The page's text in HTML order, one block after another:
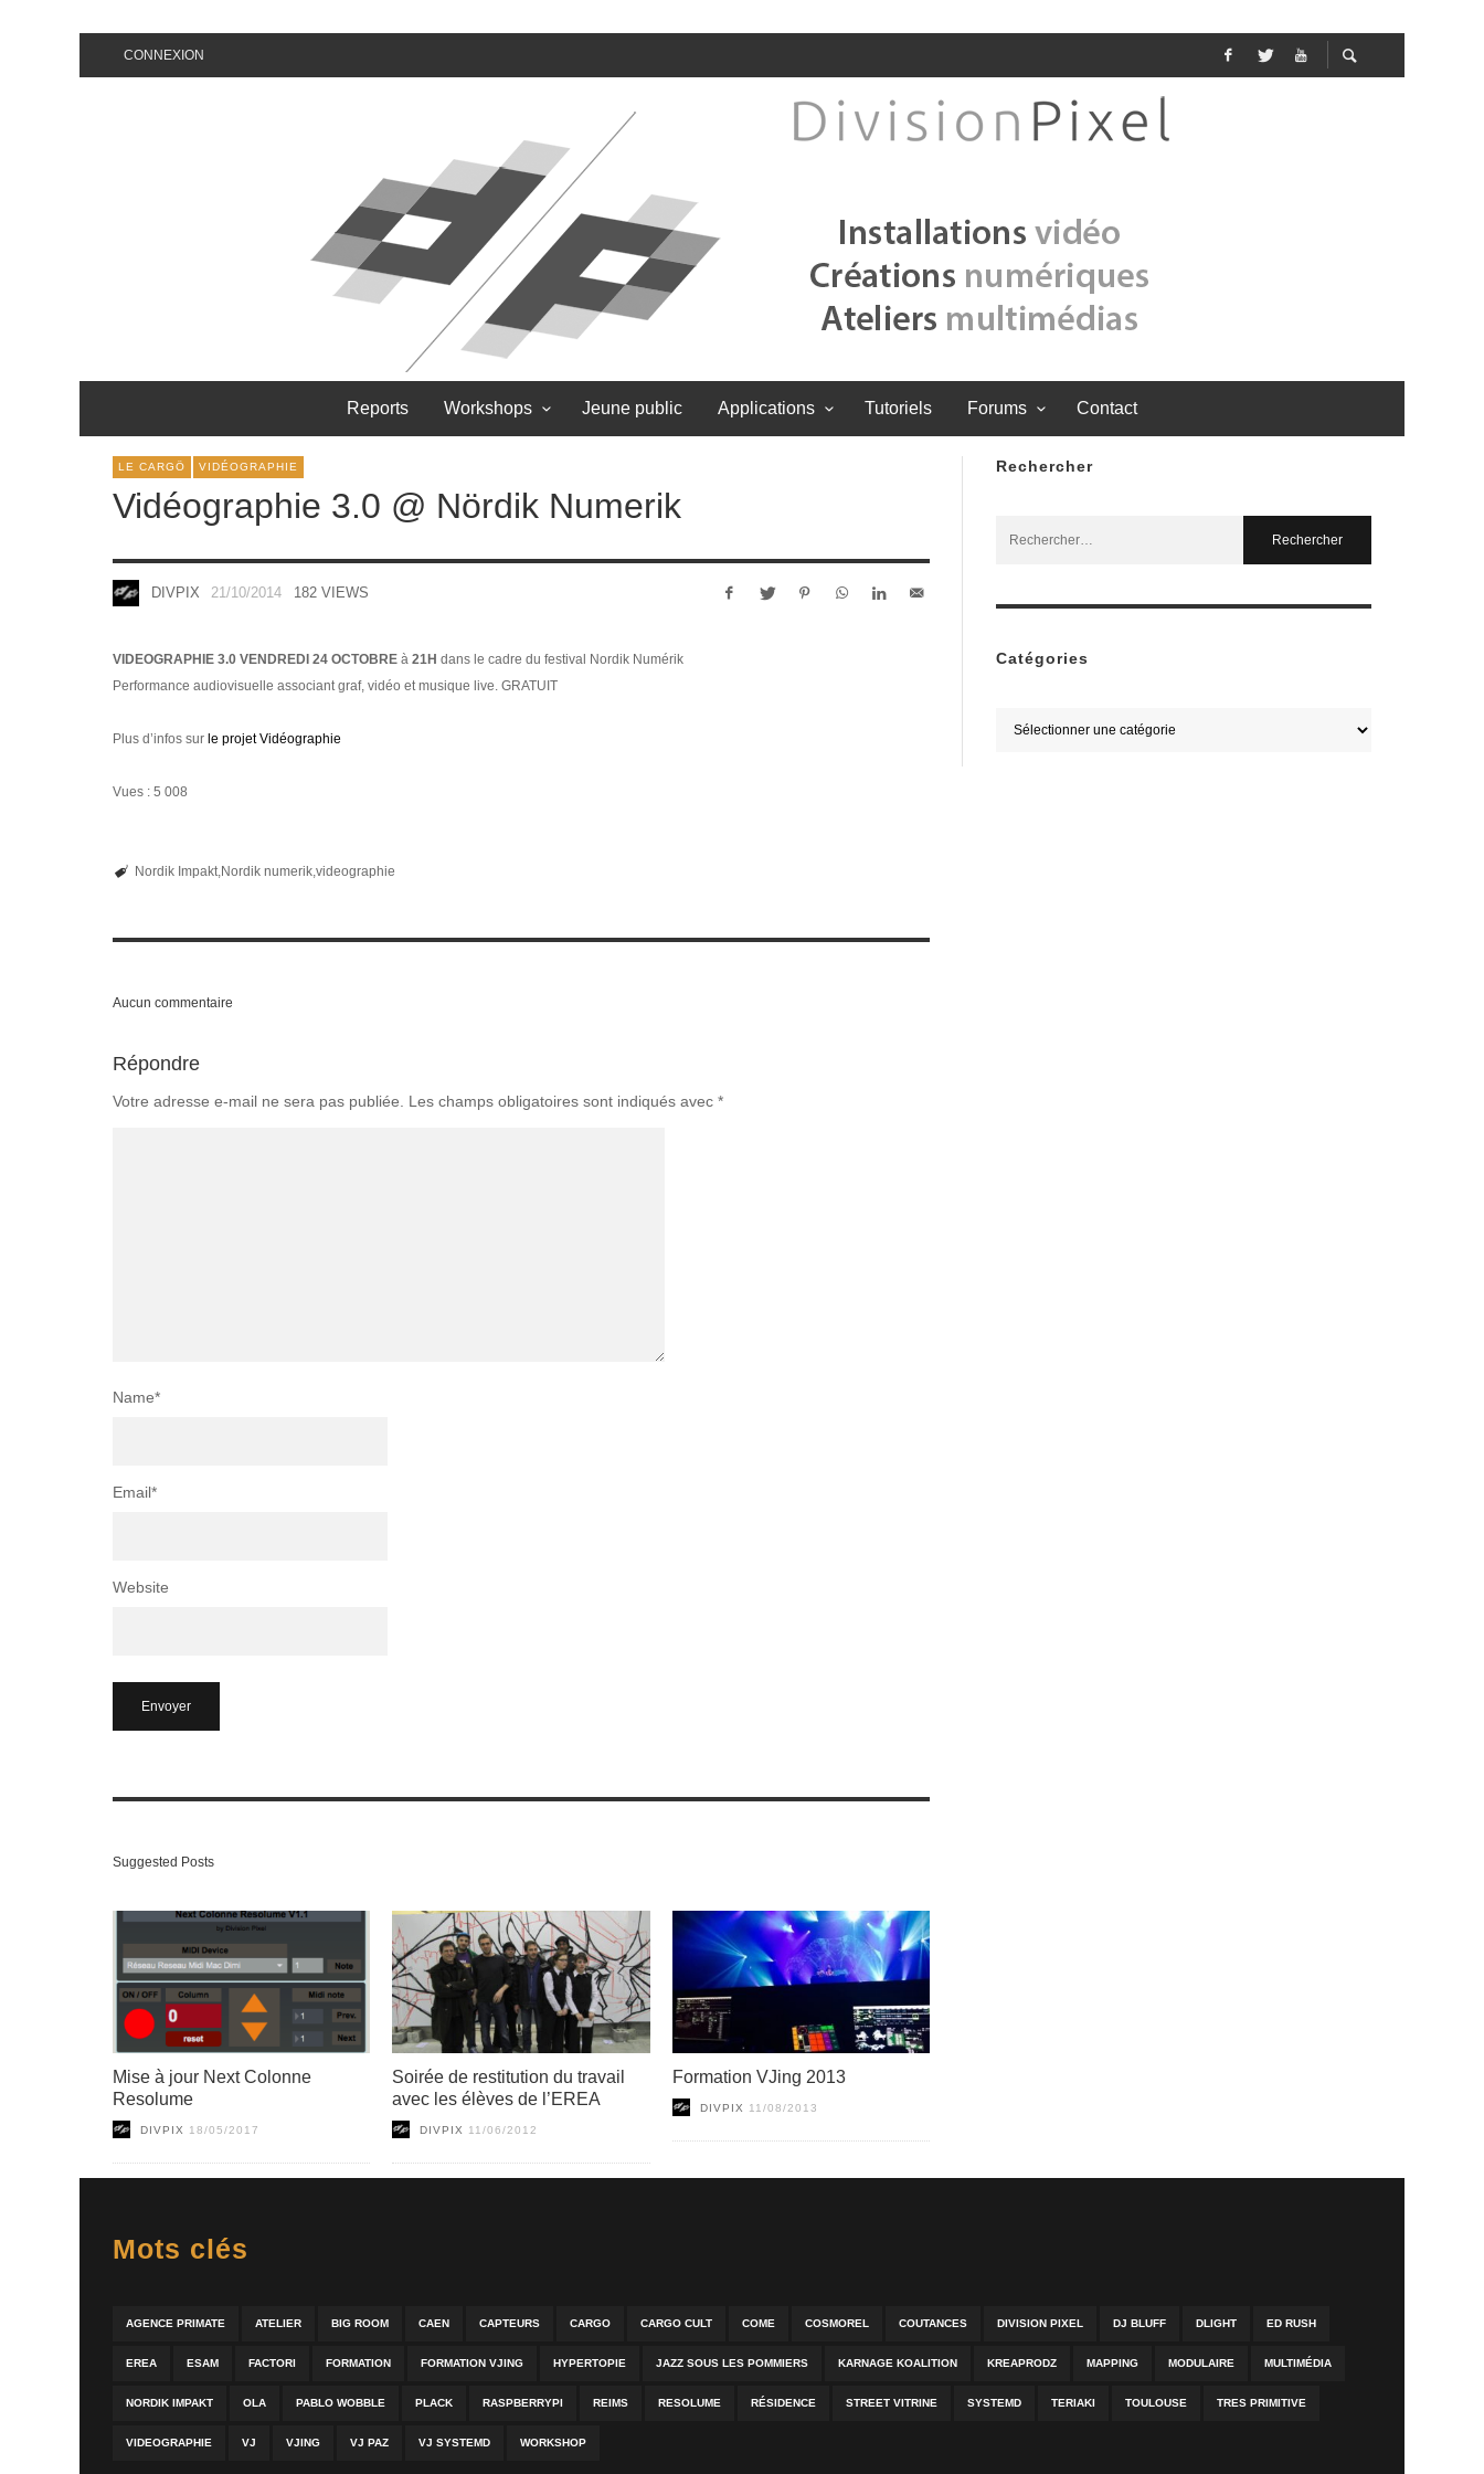
CONNEXION
Reports Workshops Jeune public Applications Tutoriels Forums Contact
LE CARGÖ VIDÉOGRAPHIE
Vidéographie 3.0 @ Nördik Numerik
DIVPIX 21/10/2014 182 VIEWS
VIDEOGRAPHIE 3.0 VENDREDI 24 OCTOBRE à 21H dans le cadre du festival Nordik Numérik
Performance audiovisuelle associant graf, vidéo et musique live. GRATUIT
Plus d’infos sur le projet Vidéographie
Vues : 5 008
Nordik Impakt Nordik numerik videographie
Aucun commentaire
Répondre
Votre adresse e-mail ne sera pas publiée. Les champs obligatoires sont indiqués avec *
Name*
Email*
Website
Suggested Posts
Mise à jour Next Colonne
Resolume
DIVPIX 18/05/2017
Soirée de restitution du travail
avec les élèves de l’EREA
DIVPIX 11/06/2012
Formation VJing 2013
DIVPIX 11/08/2013
Rechercher
Catégories
Mots clés
AGENCE PRIMATE ATELIER BIG ROOM CAEN CAPTEURS CARGO CARGO CULT COME COSMOREL COUTANCES DIVISION PIXEL DJ BLUFF DLIGHT ED RUSH
EREA ESAM FACTORI FORMATION FORMATION VJING HYPERTOPIE JAZZ SOUS LES POMMIERS KARNAGE KOALITION KREAPRODZ MAPPING MODULAIRE MULTIMÉDIA
NORDIK IMPAKT OLA PABLO WOBBLE PLACK RASPBERRYPI REIMS RESOLUME RÉSIDENCE STREET VITRINE SYSTEMD TERIAKI TOULOUSE TRES PRIMITIVE
VIDEOGRAPHIE VJ VJING VJ PAZ VJ SYSTEMD WORKSHOP